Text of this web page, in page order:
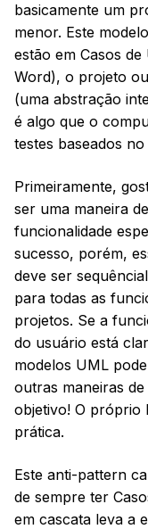
basicamente um
menor. Este
estão em Casos
Word), o projeto
(uma abstração
é algo que o
testes baseados
Primeiramente,
ser uma maneira
funcionalidade
sucesso, porém,
deve ser
para todas as
projetos. Se a
do usuário está
modelos UML
outras maneiras
objetivo! O próprio
prática.
Este anti-pattern
de sempre ter
em cascata leva a